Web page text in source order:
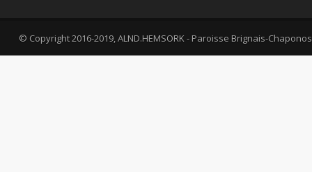
© Copyright 2016-2019, ALND.HEMSORK - Paroisse Brignais-